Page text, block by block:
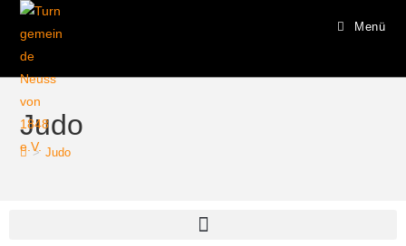
Menü
Judo
> Judo